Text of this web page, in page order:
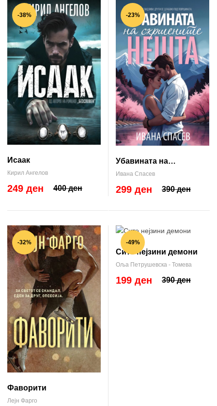
-38%
Исаак
Кирил Ангелов
400 ден
249 ден
-23%
Убавината на
скршените нешта
Ивана Спасев
390 ден
299 ден
-32%
Фаворити
Лејн Фарго
-49%
Сите нејзини демони
Оља Петрушевска - Томева
390 ден
199 ден